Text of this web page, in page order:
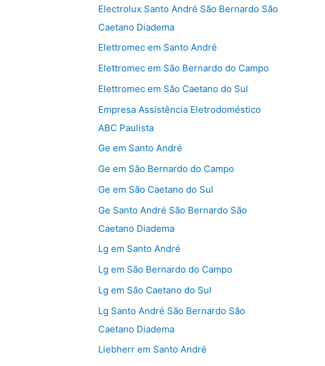
Electrolux Santo André São Bernardo São
Caetano Diadema
Elettromec em Santo André
Elettromec em São Bernardo do Campo
Elettromec em São Caetano do Sul
Empresa Assistência Eletrodoméstico
ABC Paulista
Ge em Santo André
Ge em São Bernardo do Campo
Ge em São Caetano do Sul
Ge Santo André São Bernardo São
Caetano Diadema
Lg em Santo André
Lg em São Bernardo do Campo
Lg em São Caetano do Sul
Lg Santo André São Bernardo São
Caetano Diadema
Liebherr em Santo André